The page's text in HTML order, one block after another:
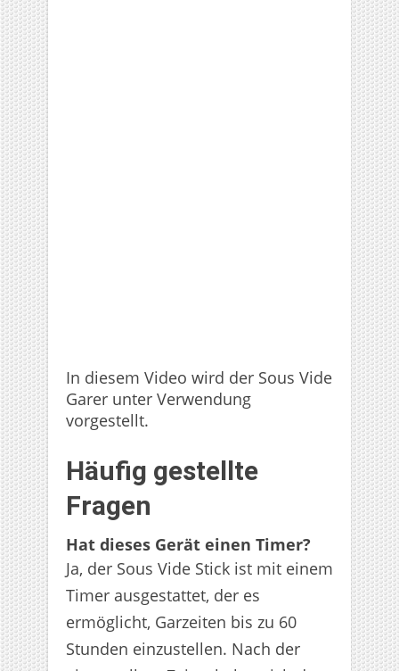
In diesem Video wird der Sous Vide
Garer unter Verwendung
vorgestellt.
Häufig gestellte
Fragen
Hat dieses Gerät einen Timer?
Ja, der Sous Vide Stick ist mit einem
Timer ausgestattet, der es
ermöglicht, Garzeiten bis zu 60
Stunden einzustellen. Nach der